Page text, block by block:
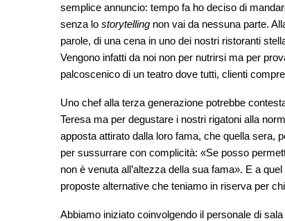
semplice annuncio: tempo fa ho deciso di
senza lo storytelling non vai da nessuna parte.
parole, di una cena in uno dei nostri ristoranti
Vengono infatti da noi non per nutrirsi ma per
palcoscenico di un teatro dove tutti, clienti
Uno chef alla terza generazione potrebbe
Teresa ma per degustare i nostri rigatoni alla
apposta attirato dalla loro fama, che quella sera,
per sussurrare con complicità: «Se posso
non è venuta all’altezza della sua fama». E a
proposte alternative che teniamo in riserva per
Abbiamo iniziato coinvolgendo il personale di